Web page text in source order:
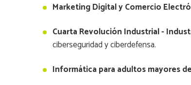
Marketing Digital y Comercio
Cuarta Revolución Industrial -
ciberseguridad y ciberdefensa.
Informática para adultos mayores